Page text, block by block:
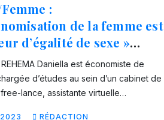
:
de la femme est
d’égalité de sexe »
Daniella (Interview)
REHEMA Daniella est économiste de
d’études au sein d’un cabinet de
free-lance, assistante virtuelle…
RÉDACTION